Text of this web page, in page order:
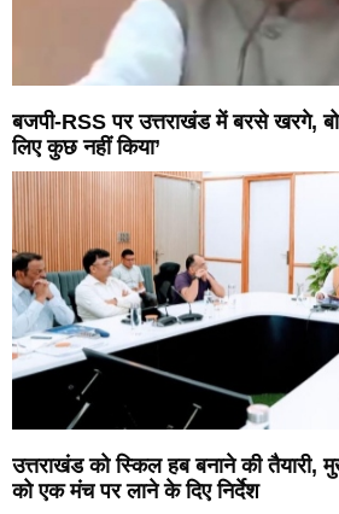
बजपी-RSS पर उत्तराखंड में बरसे खरगे,
लिए कुछ नहीं किया’
उत्तराखंड को स्किल हब बनाने की तैयारी,
को एक मंच पर लाने के दिए निर्देश